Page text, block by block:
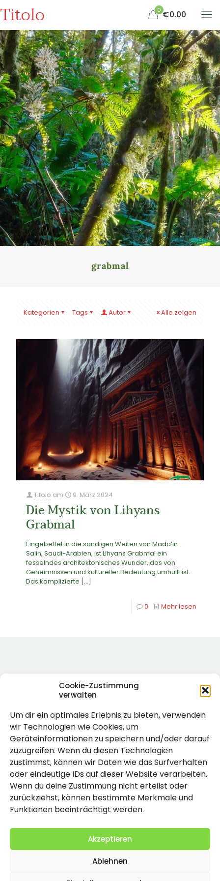
Cookie-Zustimmung
verwalten
Um dir ein optimales Erlebnis zu bieten, verwenden
wir Technologien wie Cookies, um
Geräteinformationen zu speichern und/oder darauf
zuzugreifen. Wenn du diesen Technologien
zustimmst, können wir Daten wie das Surfverhalten
oder eindeutige IDs auf dieser Website verarbeiten.
Wenn du deine Zustimmung nicht erteilst oder
zurückziehst, können bestimmte Merkmale und
Funktionen beeinträchtigt werden.
Akzeptieren
Ablehnen
Titolo 0 €0.00
grabmal
Kategorien Tags Autor Alle zeigen
Titolo am 9. März 2024
Die Mystik von Lihyans
Grabmal
Eingebettet in die sandigen Weiten von Mada’in
Salih, Saudi-Arabien, ist Lihyans Grabmal ein
fesselndes architektonisches Wunder, das von
Geheimnissen und kultureller Bedeutung umhüllt ist.
Das komplizierte […]
0 Mehr lesen
Rechtlich
Impressum
Datenschutzerklärung
Cookie-Richtlinie (EU)